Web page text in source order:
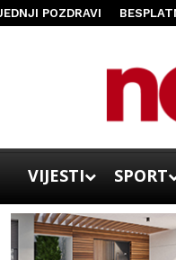
POZDRAVI
VIJESTI SPORT